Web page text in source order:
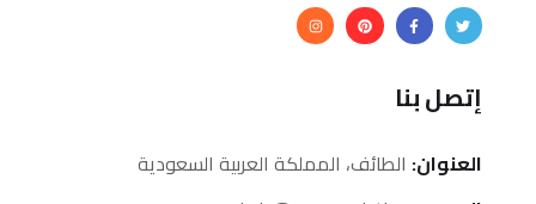
إتصل بنا
العنوان: الطائف، المملكة العربية السعودية